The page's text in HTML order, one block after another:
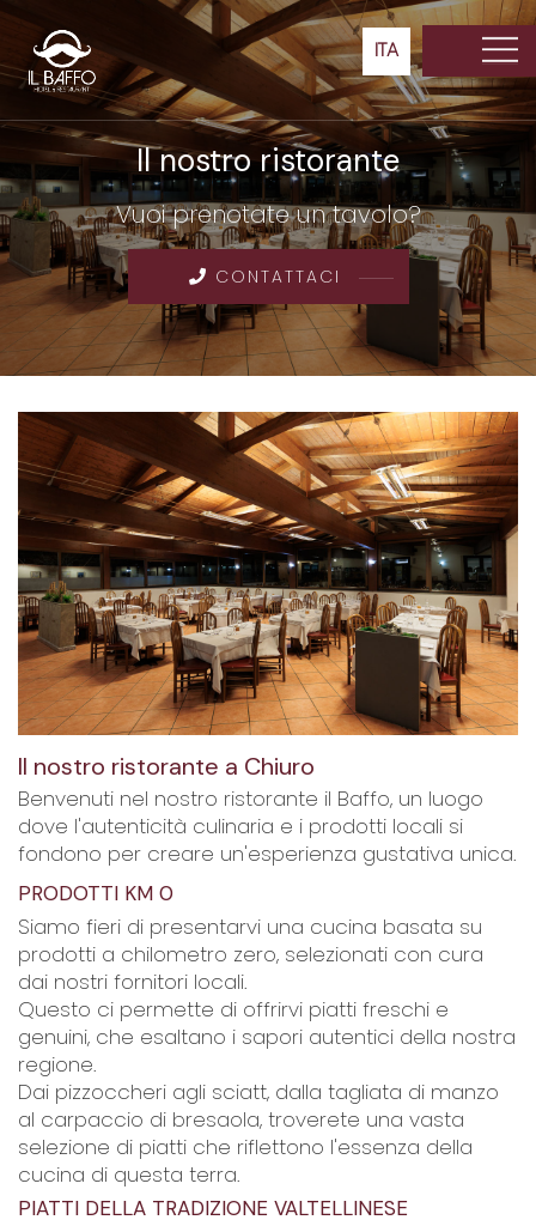
ITA
Home
Ristorante
Matrimoni
e
Banchetti
Hotel
Camere
Attività
Offerte
Contatti
Prenotazione
Il nostro ristorante
Vuoi prenotate un tavolo?
CONTATTACI
Il nostro ristorante a Chiuro
Benvenuti nel nostro ristorante il Baffo, un luogo
dove l'autenticità culinaria e i prodotti locali si
fondono per creare un'esperienza gustativa unica.
PRODOTTI KM 0
Siamo fieri di presentarvi una cucina basata su
prodotti a chilometro zero, selezionati con cura
dai nostri fornitori locali.
Questo ci permette di offrirvi piatti freschi e
genuini, che esaltano i sapori autentici della nostra
regione.
Dai pizzoccheri agli sciatt, dalla tagliata di manzo
al carpaccio di bresaola, troverete una vasta
selezione di piatti che riflettono l'essenza della
cucina di questa terra.
PIATTI DELLA TRADIZIONE VALTELLINESE